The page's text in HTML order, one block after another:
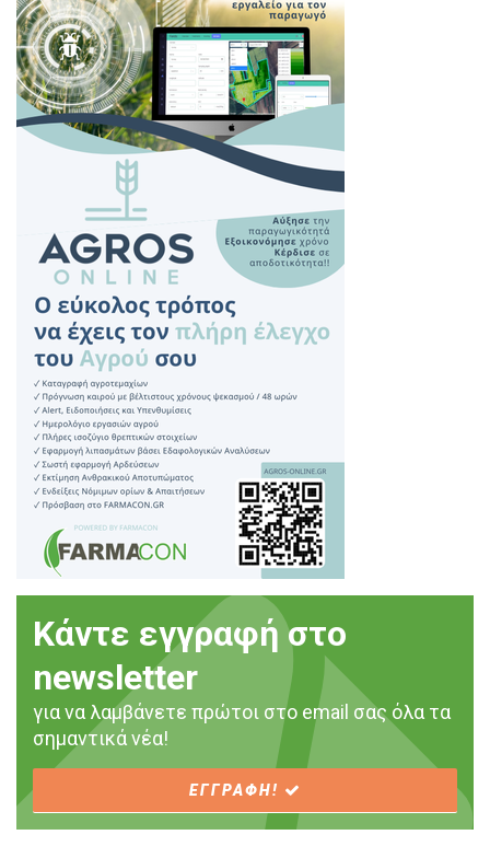
Κάντε εγγραφή στο
newsletter
για να λαμβάνετε πρώτοι στο email σας όλα τα
σημαντικά νέα!
ΕΓΓΡΑΦΗ!